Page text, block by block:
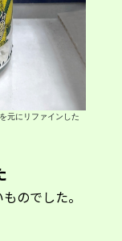
元にリファインした
のでした。